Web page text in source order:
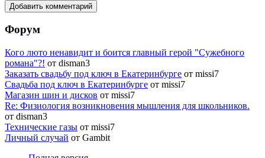
Форум
Кого люто ненавидит и боится главный герой "Сужебного
романа"?! от disman3
Заказать свадьбу под ключ в Екатеринбурге от missi7
Cвадьба под ключ в Екатеринбурге от missi7
Магазин шин и дисков от missi7
Re: Физиология возникновения мышления для школьников.
от disman3
Технические газы от missi7
Личный случай от Gambit